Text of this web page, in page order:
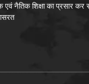
नैतिक शिक्षा का प्रसार कर